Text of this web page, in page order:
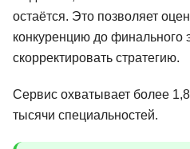
остаётся. Это позволяет
конкуренцию до финального
скорректировать стратегию.
Сервис охватывает более
тысячи специальностей.